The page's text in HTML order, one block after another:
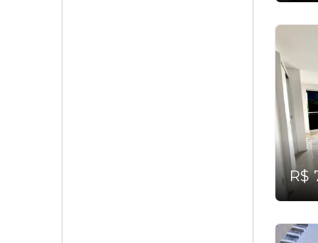
R$